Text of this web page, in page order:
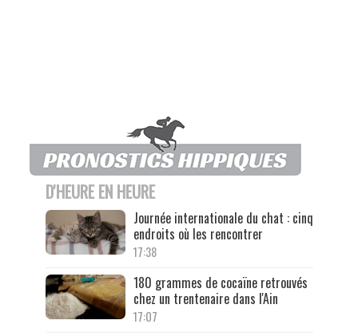
D'HEURE EN HEURE
Journée internationale du chat : cinq
endroits où les rencontrer
17:38
180 grammes de cocaïne retrouvés
chez un trentenaire dans l'Ain
17:07